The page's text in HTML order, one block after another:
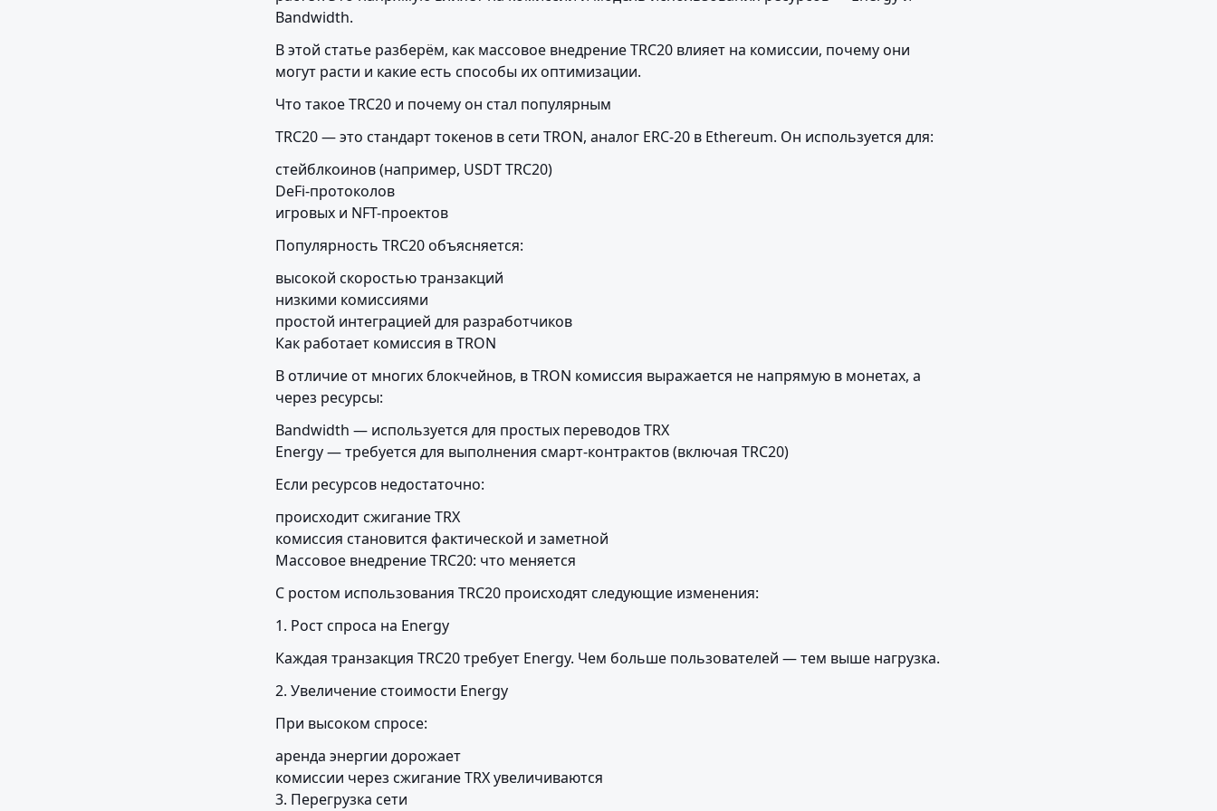
Bandwidth.
В этой статье разберём, как массовое внедрение TRC20 влияет на комиссии, почему они
могут расти и какие есть способы их оптимизации.
Что такое TRC20 и почему он стал популярным
TRC20 — это стандарт токенов в сети TRON, аналог ERC-20 в Ethereum. Он используется для:
стейблкоинов (например, USDT TRC20)
DeFi-протоколов
игровых и NFT-проектов
Популярность TRC20 объясняется:
высокой скоростью транзакций
низкими комиссиями
простой интеграцией для разработчиков
Как работает комиссия в TRON
В отличие от многих блокчейнов, в TRON комиссия выражается не напрямую в монетах, а
через ресурсы:
Bandwidth — используется для простых переводов TRX
Energy — требуется для выполнения смарт-контрактов (включая TRC20)
Если ресурсов недостаточно:
происходит сжигание TRX
комиссия становится фактической и заметной
Массовое внедрение TRC20: что меняется
С ростом использования TRC20 происходят следующие изменения:
1. Рост спроса на Energy
Каждая транзакция TRC20 требует Energy. Чем больше пользователей — тем выше нагрузка.
2. Увеличение стоимости Energy
При высоком спросе:
аренда энергии дорожает
комиссии через сжигание TRX увеличиваются
3. Перегрузка сети